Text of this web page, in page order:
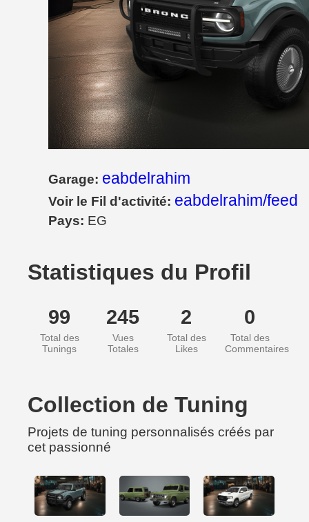
Garage: eabdelrahim
Voir le Fil d'activité: eabdelrahim/feed
Pays: EG
Statistiques du Profil
99
Total des
Tunings
245
Vues
Totales
2
Total des
Likes
0
Total des
Commentaires
Collection de Tuning
Projets de tuning personnalisés créés par
cet passionné